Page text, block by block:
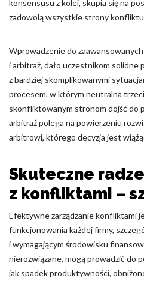
konsensusu z kolei, skupia się na
zadowolą wszystkie strony
Wprowadzenie do
i arbitraż, dało uczestnikom solidne
z bardziej skomplikowanymi
procesem, w którym neutralna
skonfliktowanym stronom dojść do
arbitraż polega na powierzeniu
arbitrowi, którego decyzja jest
Skuteczne
z konfliktami –
Efektywne zarządzanie konfliktami
funkcjonowania każdej firmy,
i wymagającym środowisku
nierozwiązane, mogą prowadzić do
jak spadek produktywności,